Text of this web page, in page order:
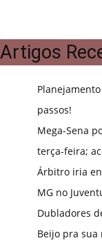
Artigos
passos!
Mega-Sena
terça-feira;
Árbitro iria
MG no
Dubladores
Beijo pra